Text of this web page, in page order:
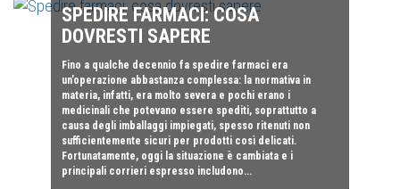
SPEDIRE FARMACI: COSA
DOVRESTI SAPERE
Fino a qualche decennio fa spedire farmaci era
un’operazione abbastanza complessa: la normativa in
materia, infatti, era molto severa e pochi erano i
medicinali che potevano essere spediti, soprattutto a
causa degli imballaggi impiegati, spesso ritenuti non
sufficientemente sicuri per prodotti così delicati.
Fortunatamente, oggi la situazione è cambiata e i
principali corrieri espresso includono...